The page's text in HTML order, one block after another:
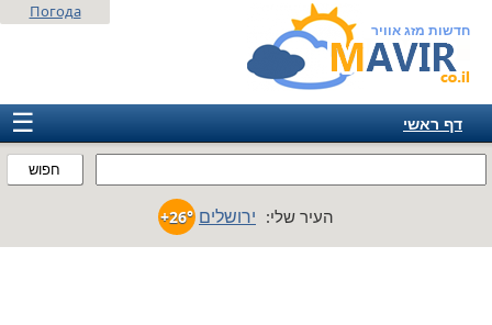
חדשות מזג אוויר
חפוש
Погода
☰
דף ראשי
אמריקה
העיר שלי: ירושלים +26°